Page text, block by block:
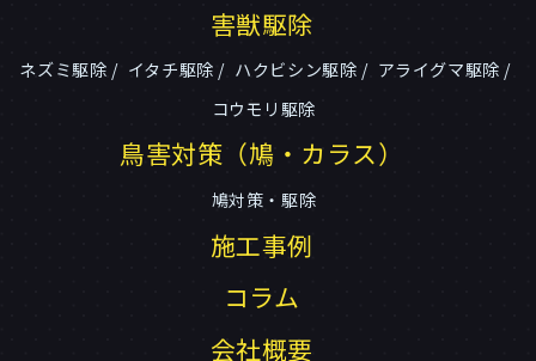
害獣駆除
ネズミ駆除 イタチ駆除 ハクビシン駆除
アライグマ駆除
コウモリ駆除
鳥害対策（鳩・カラス）
鳩対策・駆除
施工事例
コラム
会社概要